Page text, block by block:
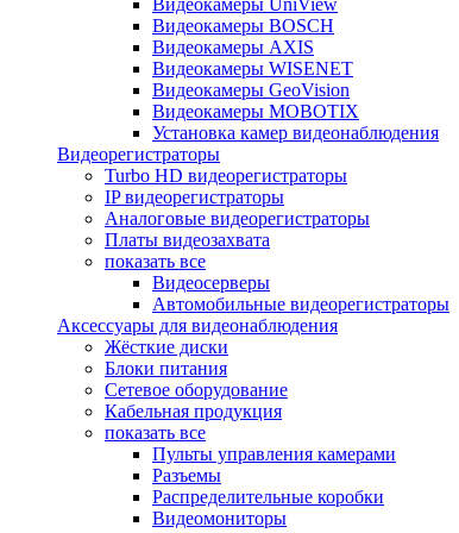
Видеокамеры BOSCH
Видеокамеры AXIS
Видеокамеры WISENET
Видеокамеры GeoVision
Видеокамеры MOBOTIX
Установка камер видеонаблюдения
Видеорегистраторы
Turbo HD видеорегистраторы
IP видеорегистраторы
Аналоговые видеорегистраторы
Платы видеозахвата
показать все
Видеосерверы
Автомобильные видеорегистраторы
Аксессуары для видеонаблюдения
Жёсткие диски
Блоки питания
Сетевое оборудование
Кабельная продукция
показать все
Пульты управления камерами
Разъемы
Распределительные коробки
Видеомониторы